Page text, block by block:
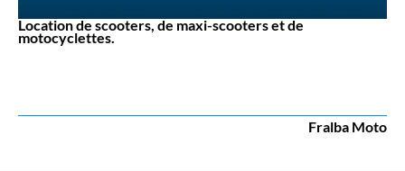
Location de scooters, de maxi-scooters et de
motocyclettes.
Fralba Moto